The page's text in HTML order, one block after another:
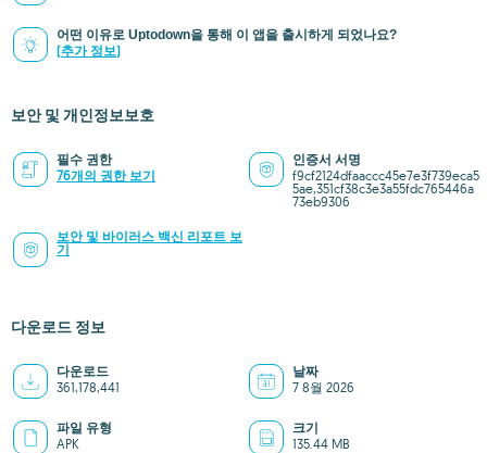
어떤 이유로 Uptodown을 통해 이 앱을 출시하게 되었나요?
(추가 정보)
보안 및 개인정보보호
필수 권한
76개의 권한 보기
인증서 서명
f9cf2124dfaaccc45e7e3f739eca5
5ae,351cf38c3e3a55fdc765446a
73eb9306
보안 및 바이러스 백신 리포트 보
기
다운로드 정보
다운로드
361,178,441
날짜
7 8월 2026
파일 유형
APK
크기
135.44 MB